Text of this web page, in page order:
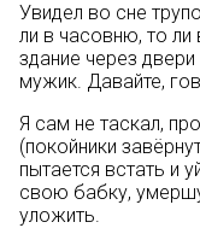
Увидел во сне
ли в часовню, то
здание через
мужик. Давайте,
Я сам не таскал,
(покойники
пытается встать и
свою бабку,
уложить.